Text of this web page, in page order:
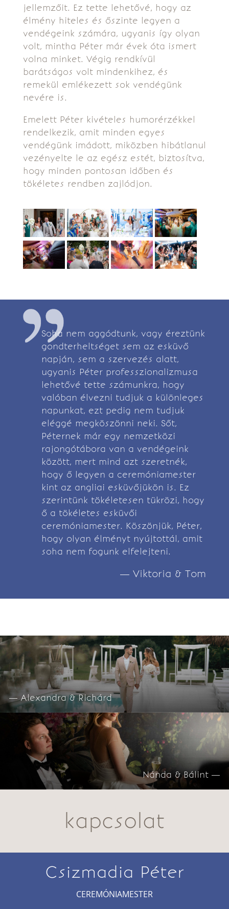
jellemzőit. Ez tette lehetővé, hogy az
élmény hiteles és őszinte legyen a
vendégeink számára, ugyanis így olyan
volt, mintha Péter már évek óta ismert
volna minket. Végig rendkívül
barátságos volt mindenkihez, és
remekül emlékezett sok vendégünk
nevére is.
Emelett Péter kivételes humorérzékkel
rendelkezik, amit minden egyes
vendégünk imádott, miközben hibátlanul
vezényelte le az egész estét, biztosítva,
hogy minden pontosan időben és
tökéletes rendben zajlódjon.
Soha nem aggódtunk, vagy éreztünk
gondterheltséget sem az esküvő
napján, sem a szervezés alatt,
ugyanis Péter professzionalizmusa
lehetővé tette számunkra, hogy
valóban élvezni tudjuk a különleges
napunkat, ezt pedig nem tudjuk
eléggé megköszönni neki. Sőt,
Péternek már egy nemzetközi
rajongótábora van a vendégeink
között, mert mind azt szeretnék,
hogy ő legyen a ceremóniamester
kint az angliai esküvőjükön is. Ez
szerintünk tökéletesen tükrözi, hogy
ő a tökéletes esküvői
ceremóniamester. Köszönjük, Péter,
hogy olyan élményt nyújtottál, amit
soha nem fogunk elfelejteni.
— Viktoria & Tom
— Alexandra & Richárd
Nánda & Bálint —
kapcsolat
Csizmadia Péter
CEREMÓNIAMESTER